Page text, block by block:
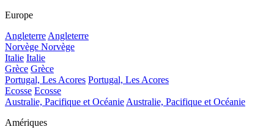
Europe
Angleterre Angleterre
Norvège Norvège
Italie Italie
Grèce Grèce
Portugal, Les Acores Portugal, Les Acores
Ecosse Ecosse
Australie, Pacifique et Océanie Australie, Pacifique et Océanie
Amériques